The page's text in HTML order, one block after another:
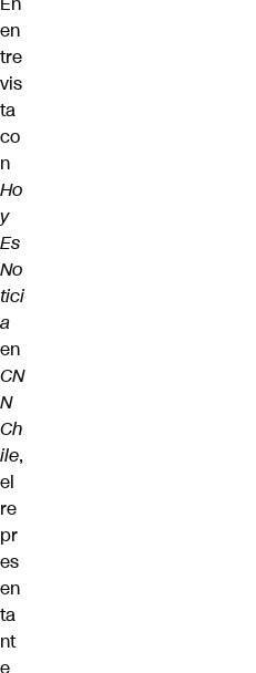
en
tre
vis
ta
co
n
Ho
y
Es
No
tici
a
en
CN
N
Ch
ile,
el
re
pr
es
en
ta
nt